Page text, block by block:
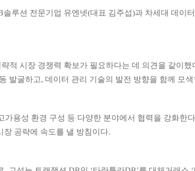
루션 전문기업 유엔넷(대표 김주섭)과 차세대 데이
적 시장 경쟁력 확보가 필요하다는 데 의견을 같이
발굴하고, 데이터 관리 기술의 발전 방향을 함께 모
성 환경 구성 등 다양한 분야에서 협력을 강화한
장 공략에 속도를 낼 방침이다.